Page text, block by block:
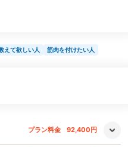
えて欲しい人 筋肉を付けたい人
プラン料金 92,400円